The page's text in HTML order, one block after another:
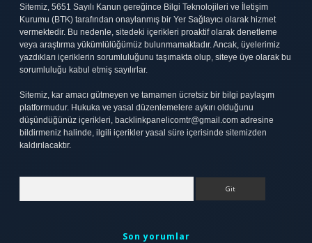
Sitemiz, 5651 Sayılı Kanun gereğince Bilgi Teknolojileri ve İletişim
Kurumu (BTK) tarafından onaylanmış bir Yer Sağlayıcı olarak hizmet
vermektedir. Bu nedenle, sitedeki içerikleri proaktif olarak denetleme
veya araştırma yükümlülüğümüz bulunmamaktadır. Ancak, üyelerimiz
yazdıkları içeriklerin sorumluluğunu taşımakta olup, siteye üye olarak bu
sorumluluğu kabul etmiş sayılırlar.
Sitemiz, kar amacı gütmeyen ve tamamen ücretsiz bir bilgi paylaşım
platformudur. Hukuka ve yasal düzenlemelere aykırı olduğunu
düşündüğünüz içerikleri, backlinkpanelicomtr@gmail.com adresine
bildirmeniz halinde, ilgili içerikler yasal süre içerisinde sitemizden
kaldırılacaktır.
Son yorumlar